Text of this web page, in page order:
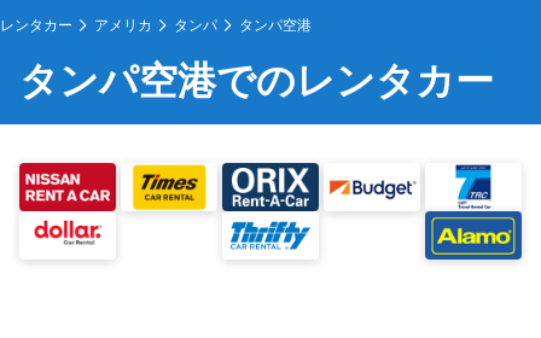
レンタカー アメリカ タンパ タンパ空港
タンパ空港でのレンタカー